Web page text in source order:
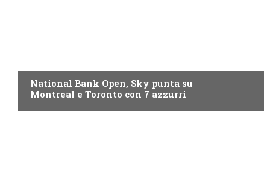
National Bank Open, Sky punta su
Montreal e Toronto con 7 azzurri